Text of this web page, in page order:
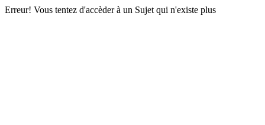
Erreur! Vous tentez d'accèder à un Sujet qui n'existe plus